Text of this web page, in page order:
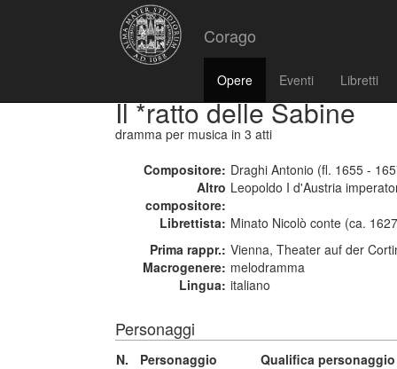
Corago
Opere Eventi Libretti
Il *ratto delle Sabine
dramma per musica in 3 atti
Compositore: Draghi Antonio (fl. 1655 -
Altro
compositore:
Leopoldo I d'Austria
Librettista: Minato Nicolò conte (ca.
Prima rappr.: Vienna, Theater auf der
Macrogenere: melodramma
Lingua: italiano
Personaggi
N. Personaggio
Qualifica personaggio